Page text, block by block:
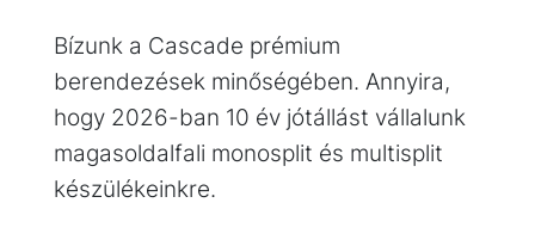
Bízunk a Cascade prémium
berendezések minőségében. Annyira,
hogy 2026-ban 10 év jótállást vállalunk
magasoldalfali monosplit és multisplit
készülékeinkre.